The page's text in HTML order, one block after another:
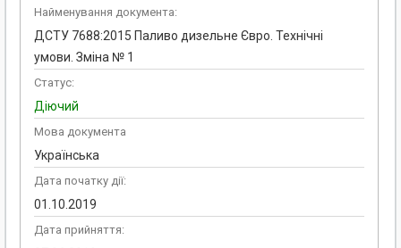
Найменування документа:
ДСТУ 7688:2015 Паливо дизельне Євро. Технічні
умови. Зміна № 1
Статус:
Діючий
Мова документа
Українська
Дата початку дії:
01.10.2019
Дата прийняття: